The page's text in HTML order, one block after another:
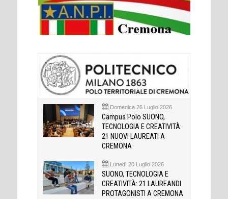
Domenica 26 Luglio 2026
Campus Polo SUONO,
TECNOLOGIA E CREATIVITÀ:
21 NUOVI LAUREATI A
CREMONA
Lunedì 20 Luglio 2026
SUONO, TECNOLOGIA E
CREATIVITÀ: 21 LAUREANDI
PROTAGONISTI A CREMONA